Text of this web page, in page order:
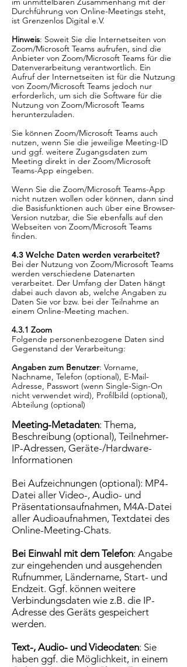
Durchführung von Online-Meetings steht,
ist Grenzenlos Digital e.V.
Hinweis: Soweit Sie die Internetseiten von
Zoom/Microsoft Teams aufrufen, sind die
Anbieter von Zoom/Microsoft Teams für die
Datenverarbeitung verantwortlich. Ein
Aufruf der Internetseiten ist für die Nutzung
von Zoom/Microsoft Teams jedoch nur
erforderlich, um sich die Software für die
Nutzung von Zoom/Microsoft Teams
herunterzuladen.
Sie können Zoom/Microsoft Teams auch
nutzen, wenn Sie die jeweilige Meeting-ID
und ggf. weitere Zugangsdaten zum
Meeting direkt in der Zoom/Microsoft
Teams-App eingeben.
Wenn Sie die Zoom/Microsoft Teams-App
nicht nutzen wollen oder können, dann sind
die Basisfunktionen auch über eine Browser-
Version nutzbar, die Sie ebenfalls auf den
Webseiten von Zoom/Microsoft Teams
finden.
4.3 Welche Daten werden verarbeitet?
Bei der Nutzung von Zoom/Microsoft Teams
werden verschiedene Datenarten
verarbeitet. Der Umfang der Daten hängt
dabei auch davon ab, welche Angaben zu
Daten Sie vor bzw. bei der Teilnahme an
einem Online-Meeting machen.
4.3.1 Zoom
Folgende personenbezogene Daten sind
Gegenstand der Verarbeitung:
Angaben zum Benutzer: Vorname,
Nachname, Telefon (optional), E-Mail-
Adresse, Passwort (wenn Single-Sign-On
nicht verwendet wird), Profilbild (optional),
Abteilung (optional)
Meeting-Metadaten: Thema,
Beschreibung (optional), Teilnehmer-
IP-Adressen, Geräte-/Hardware-
Informationen
Bei Aufzeichnungen (optional): MP4-
Datei aller Video-, Audio- und
Präsentationsaufnahmen, M4A-Datei
aller Audioaufnahmen, Textdatei des
Online-Meeting-Chats.
Bei Einwahl mit dem Telefon: Angabe
zur eingehenden und ausgehenden
Rufnummer, Ländername, Start- und
Endzeit. Ggf. können weitere
Verbindungsdaten wie z.B. die IP-
Adresse des Geräts gespeichert
werden.
Text-, Audio- und Videodaten: Sie
haben ggf. die Möglichkeit, in einem